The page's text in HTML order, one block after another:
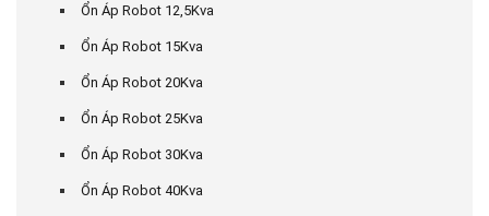
Ổn Áp Robot 12,5Kva
Ổn Áp Robot 15Kva
Ổn Áp Robot 20Kva
Ổn Áp Robot 25Kva
Ổn Áp Robot 30Kva
Ổn Áp Robot 40Kva